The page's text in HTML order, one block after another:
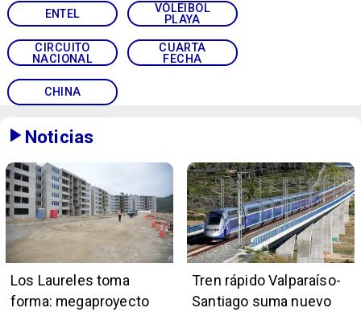
ENTEL
VÓLEIBOL
PLAYA
CIRCUITO
NACIONAL
CUARTA
FECHA
CHINA
Noticias
Los Laureles toma
forma: megaproyecto
Tren rápido Valparaíso-
Santiago suma nuevo